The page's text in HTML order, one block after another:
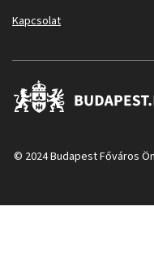
Kapcsolat
© 2024 Budapest Főváros